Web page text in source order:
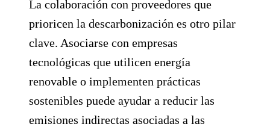
La colaboración con proveedores que
prioricen la descarbonización es otro pilar
clave. Asociarse con empresas
tecnológicas que utilicen energía
renovable o implementen prácticas
sostenibles puede ayudar a reducir las
emisiones indirectas asociadas a las